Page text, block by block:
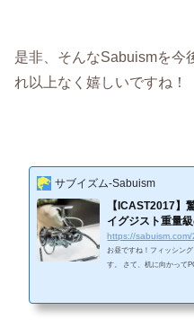
是非、そんなSabuismを今
れ以上なく嬉しいですね！
サブイズム-Sabuism
【ICAST2017】
イグジスト重量
お昼ですね！フィッシン
す。 さて、机に向かって